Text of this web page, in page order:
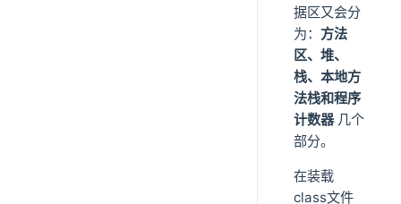
据区又会分
为： 方法
区、堆、
栈、本地方
法栈和程序
计数器几个
部分。
在装载
class文件